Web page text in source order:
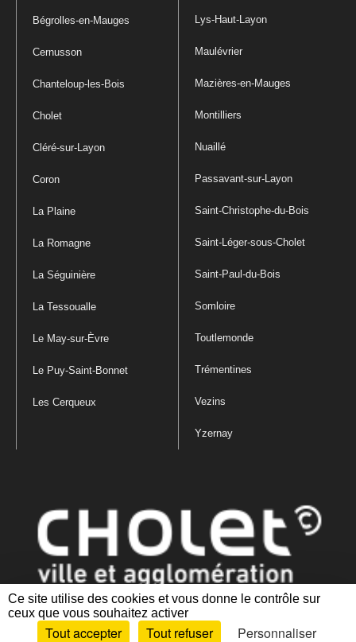
Ce site utilise des cookies et vous donne le contrôle sur
ceux que vous souhaitez activer
Tout accepter Tout refuser Personnaliser
Bégrolles-en-Mauges
Cernusson
Chanteloup-les-Bois
Cholet
Cléré-sur-Layon
Coron
La Plaine
La Romagne
La Séguinière
La Tessoualle
Le May-sur-Èvre
Le Puy-Saint-Bonnet
Les Cerqueux
Lys-Haut-Layon
Maulévrier
Mazières-en-Mauges
Montilliers
Nuaillé
Passavant-sur-Layon
Saint-Christophe-du-Bois
Saint-Léger-sous-Cholet
Saint-Paul-du-Bois
Somloire
Toutlemonde
Trémentines
Vezins
Yzernay
Mentions légales|Politique de confidentialité
des cookies |Plan du site Accessibilité : partiellement conforme